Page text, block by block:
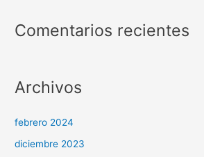
a
o
:
Comentarios recientes
Archivos
febrero 2024
diciembre 2023